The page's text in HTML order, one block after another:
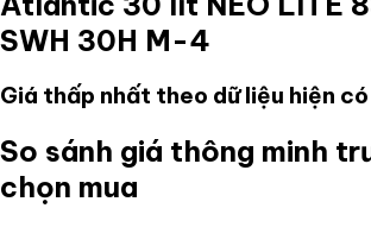
SWH 30H M-4
Giá thấp nhất theo dữ liệu hiện có
So sánh giá thông minh
chọn mua